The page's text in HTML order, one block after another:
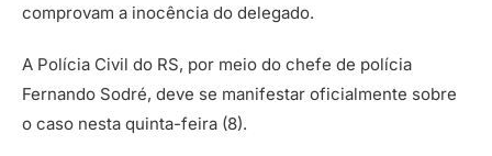
comprovam a inocência do delegado.
A Polícia Civil do RS, por meio do chefe de polícia
Fernando Sodré, deve se manifestar oficialmente sobre
o caso nesta quinta-feira (8).